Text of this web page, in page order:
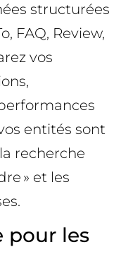
structurées
FAQ, Review,
vos
entités sont
recherche
» et les
pour les